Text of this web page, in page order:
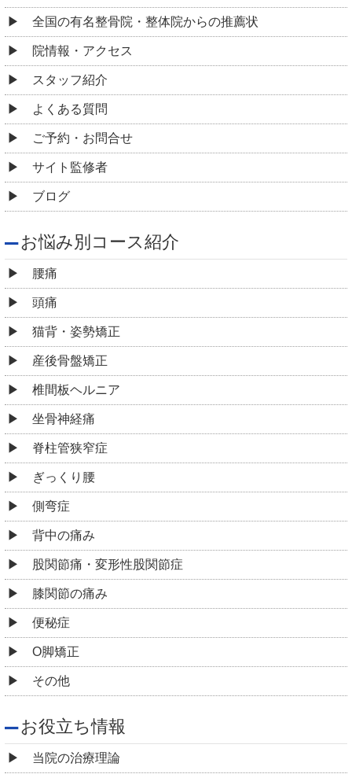
全国の有名整骨院・整体院からの推薦状
院情報・アクセス
スタッフ紹介
よくある質問
ご予約・お問合せ
サイト監修者
ブログ
お悩み別コース紹介
腰痛
頭痛
猫背・姿勢矯正
産後骨盤矯正
椎間板ヘルニア
坐骨神経痛
脊柱管狭窄症
ぎっくり腰
側弯症
背中の痛み
股関節痛・変形性股関節症
膝関節の痛み
便秘症
O脚矯正
その他
お役立ち情報
当院の治療理論